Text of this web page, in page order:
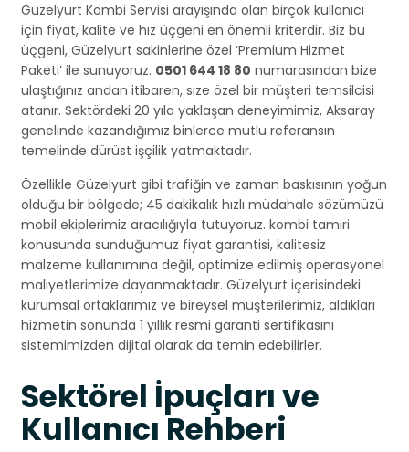
Güzelyurt Kombi Servisi arayışında olan birçok kullanıcı
için fiyat, kalite ve hız üçgeni en önemli kriterdir. Biz bu
üçgeni, Güzelyurt sakinlerine özel ‘Premium Hizmet
Paketi’ ile sunuyoruz. 0501 644 18 80 numarasından bize
ulaştığınız andan itibaren, size özel bir müşteri temsilcisi
atanır. Sektördeki 20 yıla yaklaşan deneyimimiz, Aksaray
genelinde kazandığımız binlerce mutlu referansın
temelinde dürüst işçilik yatmaktadır.
Özellikle Güzelyurt gibi trafiğin ve zaman baskısının yoğun
olduğu bir bölgede; 45 dakikalık hızlı müdahale sözümüzü
mobil ekiplerimiz aracılığıyla tutuyoruz. kombi tamiri
konusunda sunduğumuz fiyat garantisi, kalitesiz
malzeme kullanımına değil, optimize edilmiş operasyonel
maliyetlerimize dayanmaktadır. Güzelyurt içerisindeki
kurumsal ortaklarımız ve bireysel müşterilerimiz, aldıkları
hizmetin sonunda 1 yıllık resmi garanti sertifikasını
sistemimizden dijital olarak da temin edebilirler.
Sektörel İpuçları ve
Kullanıcı Rehberi